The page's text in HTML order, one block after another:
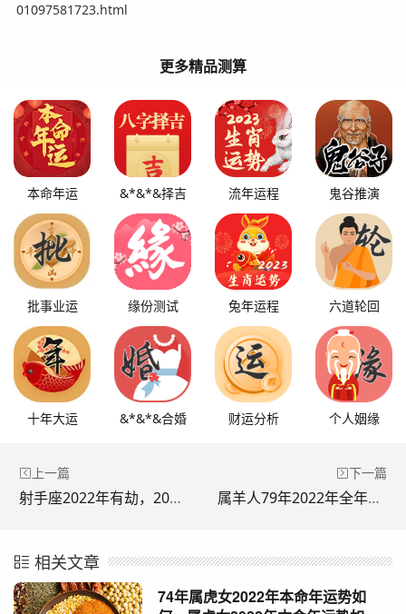
01097581723.html
更多精品测算
本命年运 &*&*&择吉 流年运程 鬼谷推演
批事业运 缘份测试 兔年运程 六道轮回
十年大运 &*&*&合婚 财运分析 个人姻缘
上一篇
射手座2022年有劫，2022 射手座大预言
下一篇
属羊人79年2022年全年运势，79年属羊42岁以后财运
相关文章
74年属虎女2022年本命年运势如